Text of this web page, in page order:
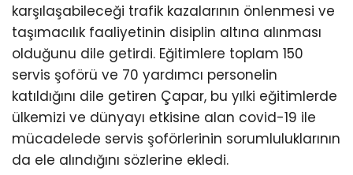
karşılaşabileceği trafik kazalarının önlenmesi ve
taşımacılık faaliyetinin disiplin altına alınması
olduğunu dile getirdi. Eğitimlere toplam 150
servis şoförü ve 70 yardımcı personelin
katıldığını dile getiren Çapar, bu yılki eğitimlerde
ülkemizi ve dünyayı etkisine alan covid-19 ile
mücadelede servis şoförlerinin sorumluluklarının
da ele alındığını sözlerine ekledi.